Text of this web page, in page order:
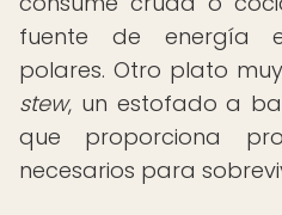
fuente de energía
polares. Otro plato
stew, un estofado a
que proporciona
necesarios para